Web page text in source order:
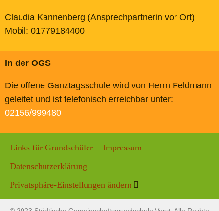
Claudia Kannenberg (Ansprechpartnerin vor Ort)
Mobil: 01779184400
In der OGS
Die offene Ganztagsschule wird von Herrn Feldmann
geleitet und ist telefonisch erreichbar unter:
02156/999480
Links für Grundschüler
Impressum
Datenschutzerklärung
Privatsphäre-Einstellungen ändern